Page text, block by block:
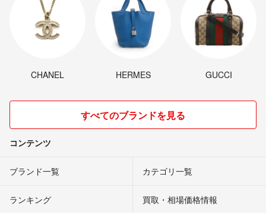
CHANEL HERMES GUCCI
すべてのブランドを見る
コンテンツ
ブランド一覧 カテゴリ一覧
ランキング 買取・相場価格情報